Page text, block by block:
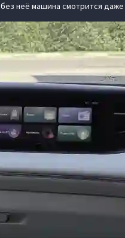
неё машина смотрится